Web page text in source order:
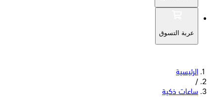
عربة التسوق
الرئيسية
/
ساعات ذكية